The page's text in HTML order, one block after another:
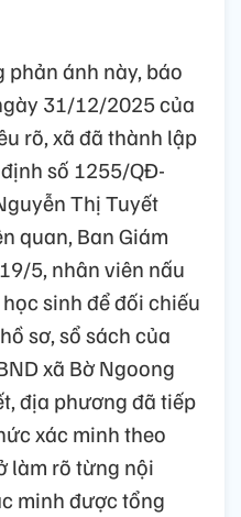
phản ánh này, báo
31/12/2025 của
rõ, xã đã thành lập
số 1255/QĐ-
Thị Tuyết
quan, Ban Giám
5, nhân viên nấu
sinh để đối chiếu
sơ, sổ sách của
xã Bờ Ngoong
địa phương đã tiếp
xác minh theo
làm rõ từng nội
minh được tổng